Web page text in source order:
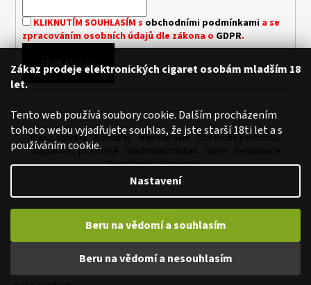
Zákaz prodeje elektronických cigaret osobám mladším 18
let.
Tento web používá soubory cookie. Dalším procházením
tohoto webu vyjadřujete souhlas, že jste starší 18ti let a s
používáním cookie.
Nastavení
Beru na vědomí a nesouhlasím
Beru na vědomí a souhlasím
P
R
V
K
Y
Ý
P
I
U
KLIKNUTÍM SOUHLASÍM s obchodními podmínkamia se
zpracováním osobních údajů dle zákona o GDPR.
PŘIHLÁSIT SE
Mapa serveru Kontakty Napište nám Obchodní podmínky
Dopravné / poštovné
Doručení na Slovensko
Vytvořil Shoptet
Royalvape.cz - Vaše království vapingu
práva vyhrazena.Upravit nastavení cookies